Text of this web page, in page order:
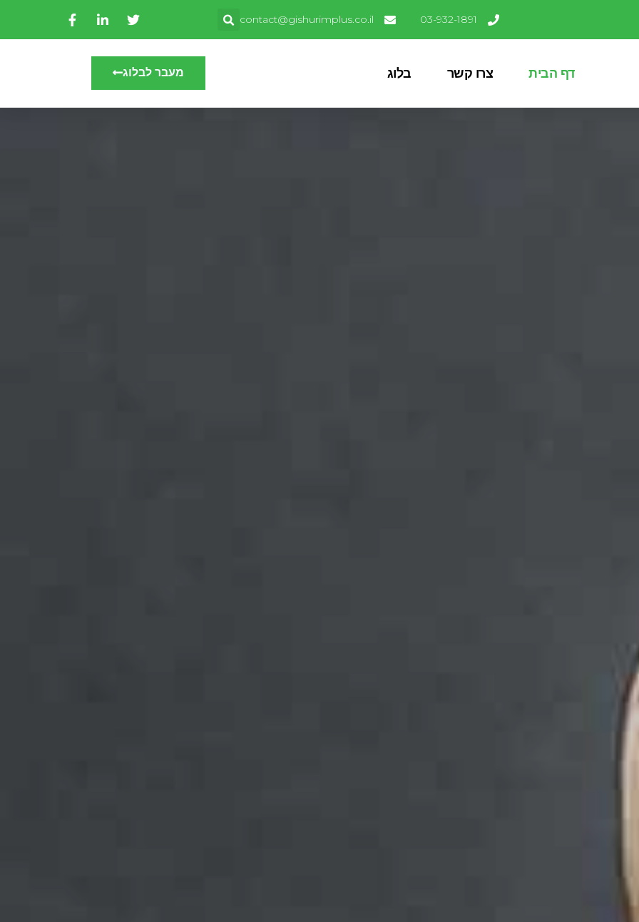
03-932-1891
contact@gishurimplus.co.il
דף הבית צרו קשר בלוג מעבר לבלוג